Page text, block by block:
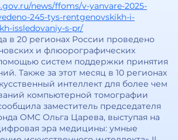
news/ffoms/v-yanvare-2025-
245-tys-rentgenovskikh-i-
issledovaniy-s-pr/
в 20 регионах России проведено
и флюорографических
систем поддержки принятия
Также за этот месяц в 10 регионах
интеллект для более чем
компьютерной томографии
заместитель председателя
ОМС Ольга Царева, выступая на
эра медицины: умные